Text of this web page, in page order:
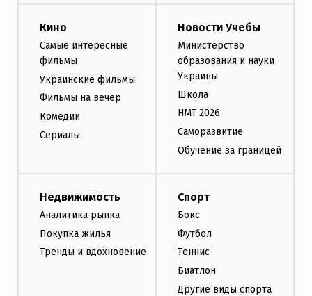
Кино
Самые интересные
фильмы
Украинские фильмы
Фильмы на вечер
Комедии
Сериалы
Новости Учебы
Министерство
образования и науки
Украины
Школа
НМТ 2026
Саморазвитие
Обучение за границей
Недвижимость
Аналитика рынка
Покупка жилья
Тренды и вдохновение
Спорт
Бокс
Футбол
Теннис
Биатлон
Другие виды спорта